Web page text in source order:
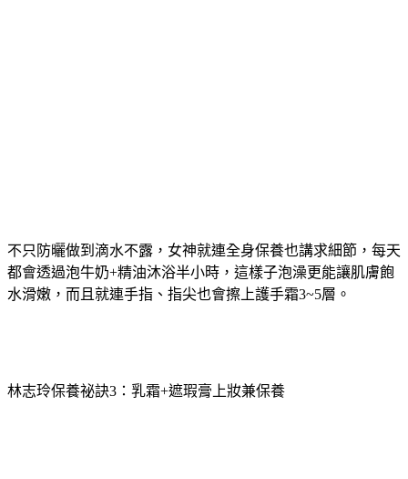
不只防曬做到滴水不露，女神就連全身保養也講求細節，每天
都會透過泡牛奶+精油沐浴半小時，這樣子泡澡更能讓肌膚飽
水滑嫩，而且就連手指、指尖也會擦上護手霜3~5層。
林志玲保養祕訣3：乳霜+遮瑕膏上妝兼保養